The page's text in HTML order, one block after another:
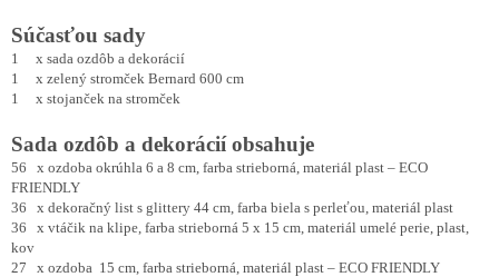
Súčasťou sady
1 x sada ozdôb a dekorácií
1 x zelený stromček Bernard 600 cm
1 x stojanček na stromček
Sada ozdôb a dekorácií obsahuje
56 x ozdoba okrúhla 6 a 8 cm, farba strieborná, materiál plast – ECO
FRIENDLY
36 x dekoračný list s glittery 44 cm, farba biela s perleťou, materiál plast
36 x vtáčik na klipe, farba strieborná 5 x 15 cm, materiál umelé perie, plast,
kov
27 x ozdoba 15 cm, farba strieborná, materiál plast – ECO FRIENDLY